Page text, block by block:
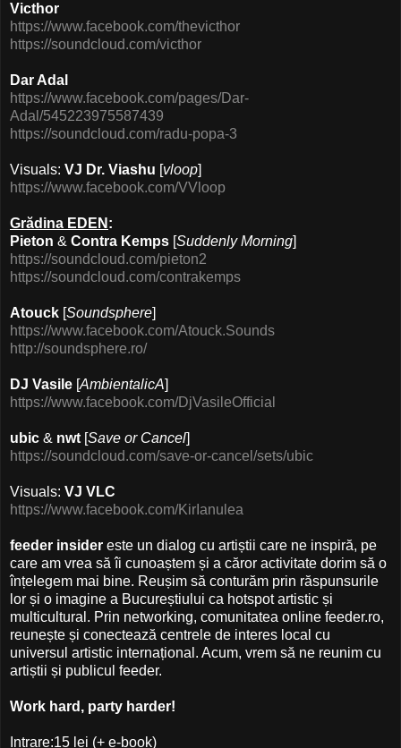
Victhor
https://www.facebook.com/thevicthor
https://soundcloud.com/victhor
Dar Adal
https://www.facebook.com/pages/Dar-
Adal/545223975587439
https://soundcloud.com/radu-popa-3
Visuals: VJ Dr. Viashu [vloop]
https://www.facebook.com/VVloop
Grădina EDEN :
Pieton & Contra Kemps [Suddenly Morning]
https://soundcloud.com/pieton2
https://soundcloud.com/contrakemps
Atouck [Soundsphere]
https://www.facebook.com/Atouck.Sounds
http://soundsphere.ro/
DJ Vasile [AmbientalicA]
https://www.facebook.com/DjVasileOfficial
ubic & nwt [Save or Cancel]
https://soundcloud.com/save-or-cancel/sets/ubic
Visuals: VJ VLC
https://www.facebook.com/KirIanulea
feeder insider este un dialog cu artiștii care ne inspiră, pe
care am vrea să îi cunoaștem și a căror activitate dorim să o
înțelegem mai bine. Reușim să conturăm prin răspunsurile
lor și o imagine a Bucureștiului ca hotspot artistic și
multicultural. Prin networking, comunitatea online feeder.ro,
reunește și conectează centrele de interes local cu
universul artistic internațional. Acum, vrem să ne reunim cu
artiștii și publicul feeder.
Work hard, party harder!
Intrare:15 lei (+ e-book)